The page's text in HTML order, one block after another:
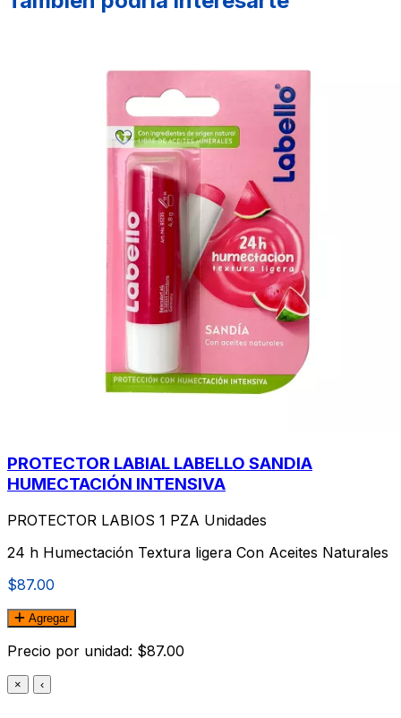
PROTECTOR LABIAL LABELLO SANDIA
HUMECTACIÓN INTENSIVA
PROTECTOR LABIOS 1 PZA Unidades
24 h Humectación Textura ligera Con Aceites Naturales
$87.00
Agregar
Precio por unidad: $87.00
× ‹